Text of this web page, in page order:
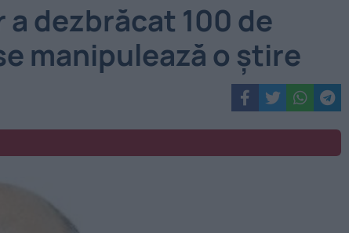
a dezbrăcat 100 de
manipulează o ştire